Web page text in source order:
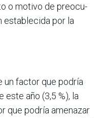
o motivo de preocu­
establecida por la
un factor que podría
año (3,5 %), la
que podría amenazar